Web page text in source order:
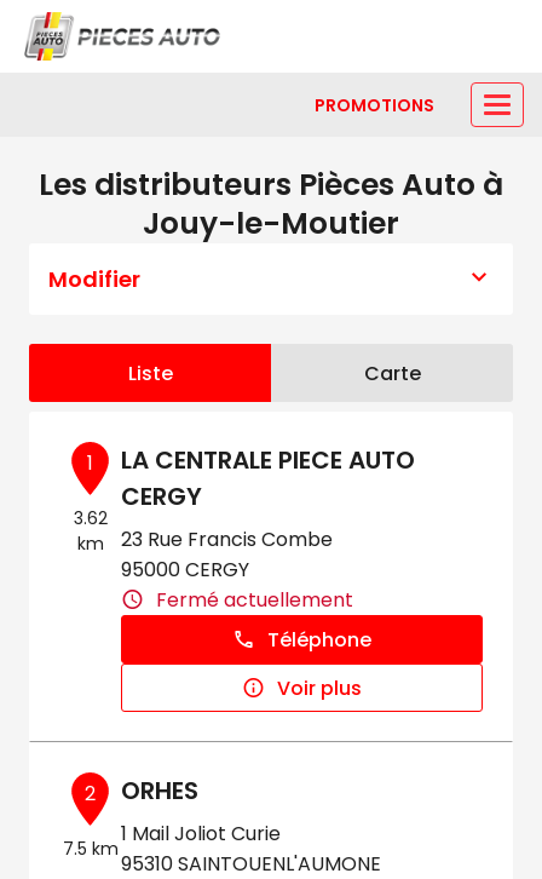
PROMOTIONS
Les distributeurs Pièces Auto à
Jouy-le-Moutier
Modifier
Liste Carte
1
3.62
km
LA CENTRALE PIECE AUTO
CERGY
23 Rue Francis Combe
95000 CERGY
Fermé actuellement
Téléphone
Voir plus
2
7.5 km
ORHES
1 Mail Joliot Curie
95310 SAINTOUENL'AUMONE